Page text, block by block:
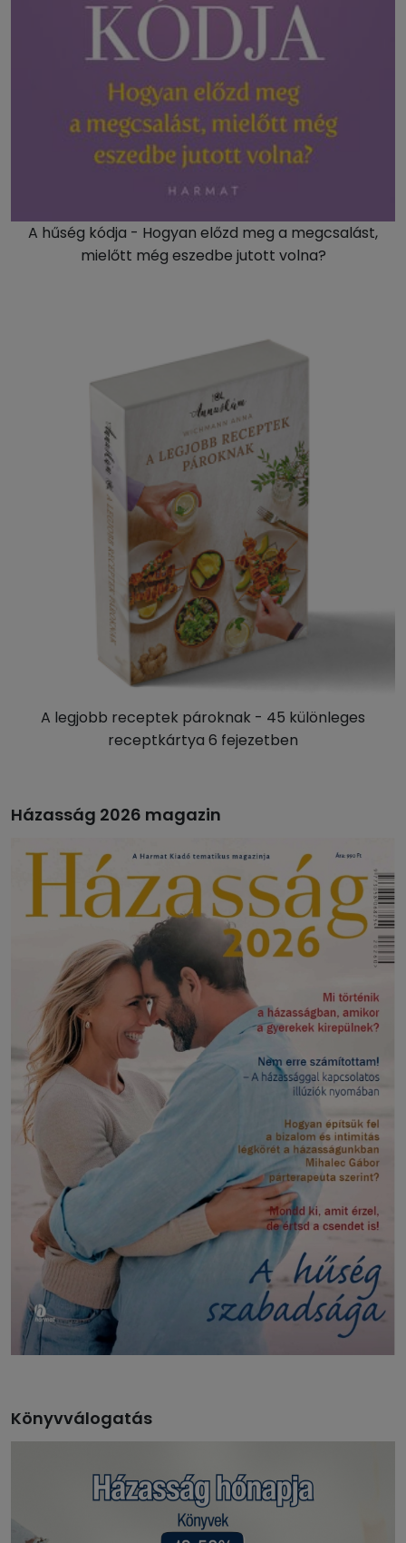
A hűség kódja - Hogyan előzd meg a megcsalást,
mielőtt még eszedbe jutott volna?
A legjobb receptek pároknak - 45 különleges
receptkártya 6 fejezetben
Házasság 2026 magazin
Könyvválogatás